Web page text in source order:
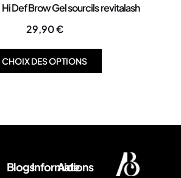
Def Brow Gel sourcils revitalash
29,90€
CHOIX DES OPTIONS
BlogsInformations
Aide